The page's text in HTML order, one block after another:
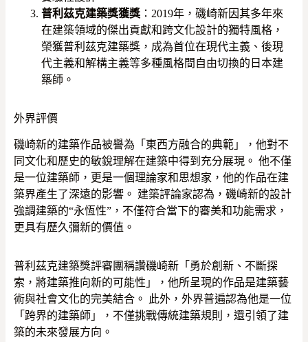
普利茲克建築獎獲獎 ：2019年，磯崎新因其多年來
在建築領域的傑出貢獻和跨文化設計的獨特風格，
榮獲普利茲克建築獎，成為首位在現代主義、後現
代主義和解構主義等多種風格間自由切換的日本建
築師。
外界評價
磯崎新的建築作品被譽為「東西方融合的典範」，他對不
同文化和歷史的敏銳理解在建築中得到充分展現。 他不僅
是一位建築師，更是一個理論家和思想家，他的作品在建
築界產生了深遠的影響。 建築評論家認為，磯崎新的設計
強調建築的“永恆性”，不僅符合當下的審美和功能需求，
更具有歷久彌新的價值。
普利茲克建築獎評審團稱讚磯崎新「勇於創新、不斷探
索，將建築推向新的可能性」，他所呈現的作品是建築藝
術與社會文化的完美結合。 此外，外界普遍認為他是一位
「跨界的建築師」，不僅挑戰傳統建築規則，還引領了建
築的未來發展方向。